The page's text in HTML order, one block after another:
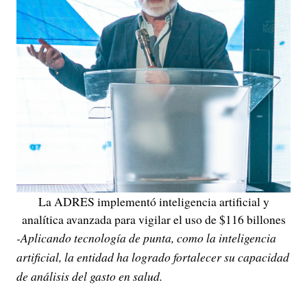
La ADRES implementó inteligencia artificial y
analítica avanzada para vigilar el uso de $116 billones
-Aplicando tecnología de punta, como la inteligencia
artificial, la entidad ha logrado fortalecer su capacidad
de análisis del gasto en salud.